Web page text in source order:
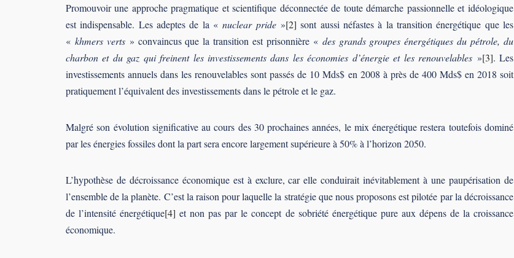
Promouvoir une approche pragmatique et scientifique déconnectée de toute démarche passionnelle et idéologique
est indispensable. Les adeptes de la «nuclear pride»[2] sont aussi néfastes à la transition énergétique que les
« khmers verts» convaincus que la transition est prisonnière « des grands groupes énergétiques du pétrole, du
charbon et du gaz qui freinent les investissements dans les économies d’énergie et les renouvelables »[3]. Les
investissements annuels dans les renouvelables sont passés de 10 Mds$ en 2008 à près de 400 Mds$ en 2018 soit
pratiquement l’équivalent des investissements dans le pétrole et le gaz.
Malgré son évolution significative au cours des 30 prochaines années, le mix énergétique restera toutefois dominé
par les énergies fossiles dont la part sera encore largement supérieure à 50% à l’horizon 2050.
L’hypothèse de décroissance économique est à exclure, car elle conduirait inévitablement à une paupérisation de
l’ensemble de la planète. C’est la raison pour laquelle la stratégie que nous proposons est pilotée par la décroissance
de l’intensité énergétique[4] et non pas par le concept de sobriété énergétique pure aux dépens de la croissance
économique.